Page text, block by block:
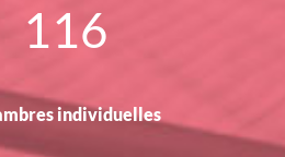
116
individuelles